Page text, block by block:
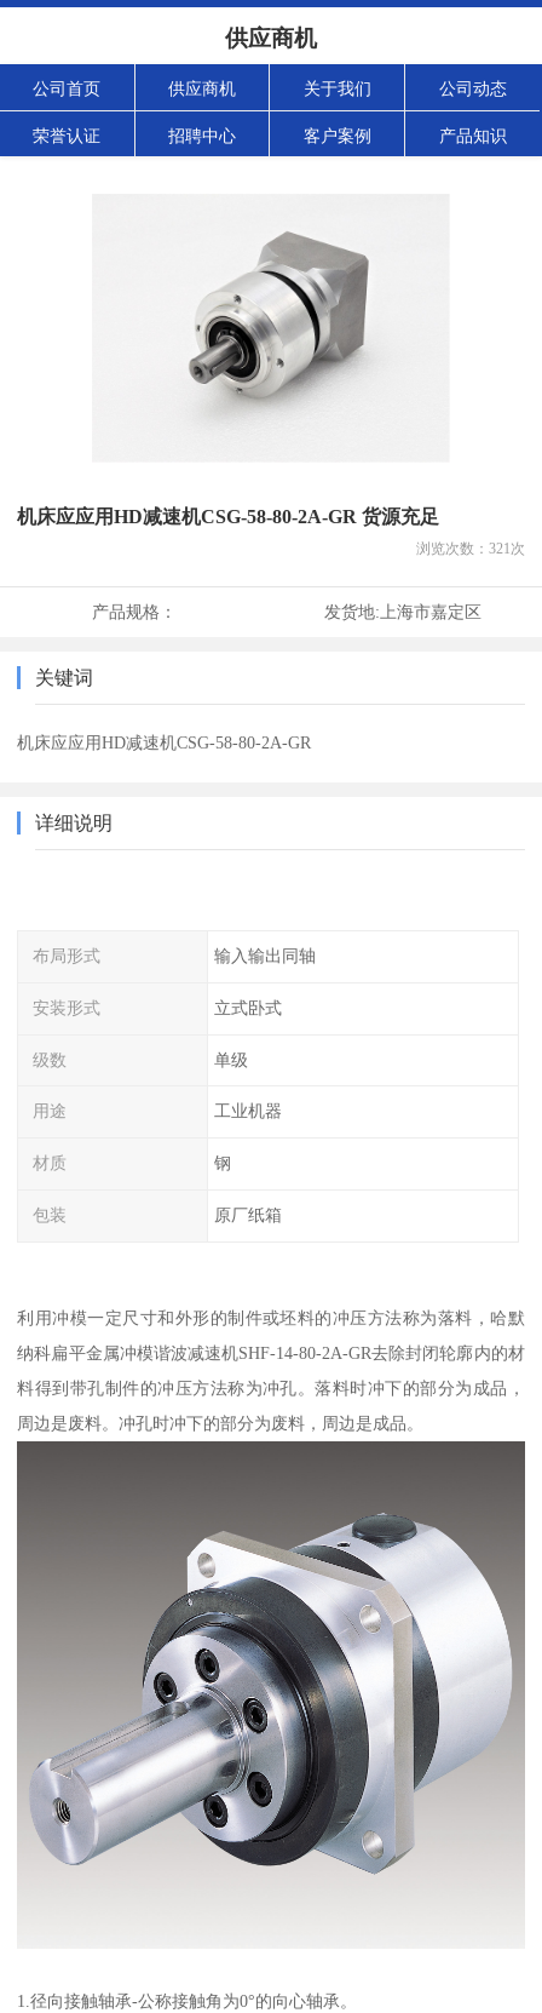
供应商机
公司首页 供应商机 关于我们 公司动态
荣誉认证 招聘中心 客户案例 产品知识
机床应应用HD减速机CSG-58-80-2A-GR 货源充足
浏览次数： 321次
产品规格： 发货地: 上海市嘉定区
关键词
机床应应用HD减速机CSG-58-80-2A-GR
详细说明
布局形式 输入输出同轴
安装形式 立式卧式
级数 单级
用途 工业机器
材质 钢
包装 原厂纸箱
利用冲模一定尺寸和外形的制件或坯料的冲压方法称为落料，哈默
纳科扁平金属冲模谐波减速机SHF-14-80-2A-GR去除封闭轮廓内的材
料得到带孔制件的冲压方法称为冲孔。落料时冲下的部分为成品，
周边是废料。冲孔时冲下的部分为废料，周边是成品。
1.径向接触轴承-公称接触角为0°的向心轴承。